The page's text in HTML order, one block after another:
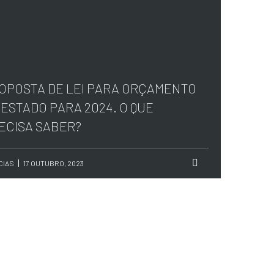
DE LEI PARA ORÇAMENTO
PARA 2024. O QUE
SABER?
17 OUTUBRO, 2023